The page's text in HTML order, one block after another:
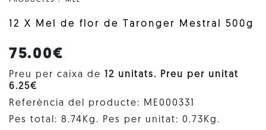
12 X Mel de flor de Taronger Mestral 500g
75.00€
Preu per caixa de
12 unitats. Preu per unitat
6.25€
Referència del producte: ME000331
Pes total: 8.74Kg. Pes per unitat: 0.73Kg.
SELECCIONAR IDIOMA: CAT